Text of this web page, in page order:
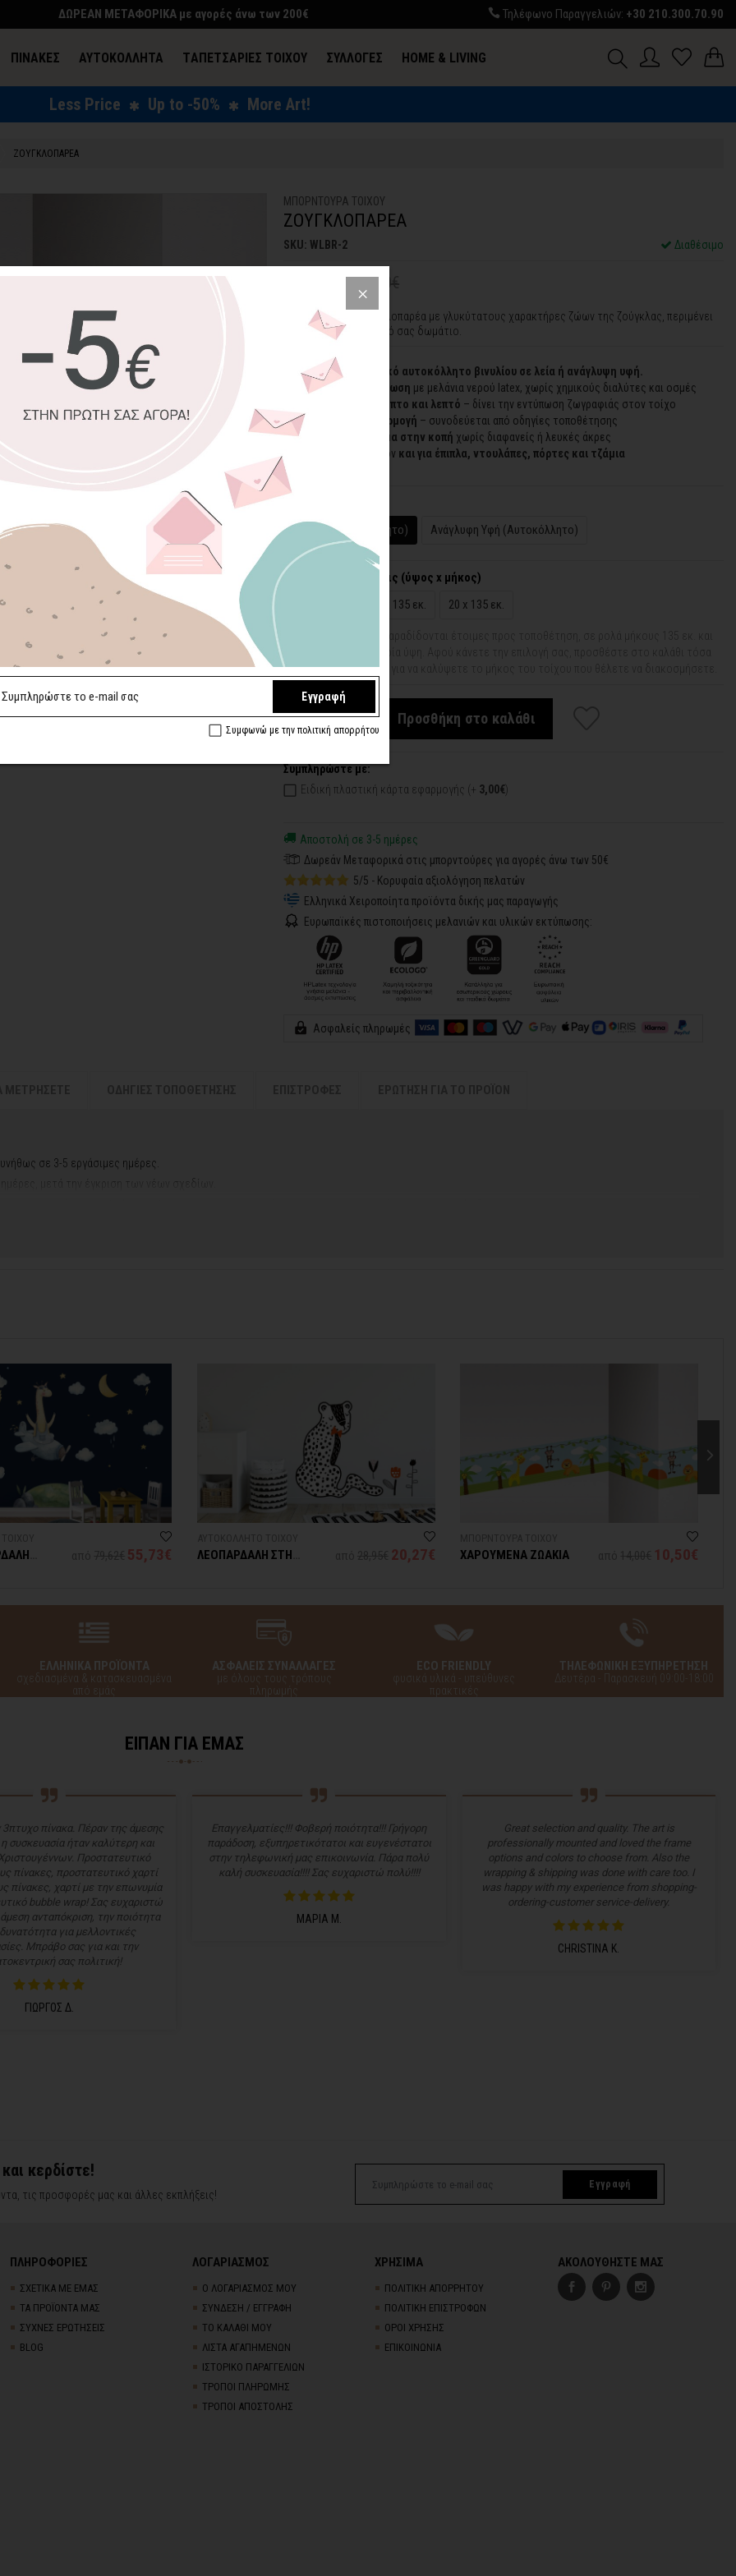
ΔΩΡΕΑΝ ΜΕΤΑΦΟΡΙΚΑ με αγορές άνω των 200€ Τηλέφωνο Παραγγελιών: +30 210.300.70.90
ΠΙΝΑΚΕΣ ΑΥΤΟΚΟΛΛΗΤΑ TΑΠΕΤΣΑΡΙΕΣ ΤΟΙΧΟΥ ΣΥΛΛΟΓΕΣ HOME & LIVING
ΕΝΔΥΣΗ & ΑΞΕΣΟΥΑΡ
Less Price Up to -50% More Art!
ΖΟΥΓΚΛΟΠΑΡΕΑ
ΜΠΟΡΝΤΟΥΡΑ ΤΟΙΧΟΥ
ΖΟΥΓΚΛΟΠΑΡΕΑ
SKU: WLBR-2 Διαθέσιμο
10,50€ 14,00€
Μία χαρούμενη ζουγκλοπαρέα με γλυκύτατους χαρακτήρες ζώων της ζούγκλας, περιμένει
να στολίσει το παιδικό σας δωμάτιο.
Premium
ματ λευκό αυτοκόλλητο βινυλίου σε λεία ή ανάγλυψη υφή.
Οικολογική εκτύπωση με μελάνια νερού latex, χωρίς χημικούς διαλύτες και οσμές
Αδιάβροχο, εύκαμπτο και λεπτό – δίνει την εντύπωση ζωγραφιάς στον τοίχο
Εύκολο στην εφαρμογή – συνοδεύεται από οδηγίες τοποθέτησης
Ποιοτικό φινίρισμα στην κοπή χωρίς διαφανείς ή λευκές άκρες
Κατάλληλο επιπλέον και για έπιπλα, ντουλάπες, πόρτες και τζάμια
Βινύλιο (Αυτοκόλλητο)
Ανάγλυφη Υφή (Αυτοκόλλητο)
Επιλέξτε διαστάσεις (ύψος x μήκος)
15 x 135 εκ. 20 x 135 εκ.
Οι μπορντούρες μας παραδίδονται έτοιμες προς τοποθέτηση, σε ρολά μήκους 135 εκ. και
είναι διαθέσιμες σε τρία ύψη. Αφού κάνετε την επιλογή σας, προσθέστε στο καλάθι τόσα
ρολά όσα χρειάζονται για να καλύψετε το μήκος του τοίχου που θέλετε να διακοσμήσετε.
Προσθήκη στο καλάθι
Συμπληρώστε με:
Ειδική πλαστική κάρτα εφαρμογής (+ 3,00€)
Αποστολή σε 3-5 ημέρες
Δωρεάν Μεταφορικά στις μπορντούρες για αγορές άνω των 50€
5/5 - Κορυφαία αξιολόγηση πελατών
Ελληνικά Χειροποίητα προϊόντα δικής μας παραγωγής
Ευρωπαϊκές πιστοποιήσεις μελανιών και υλικών εκτύπωσης:
Ασφαλείς πληρωμές
σε 3-5 εργάσιμες ημέρες.
μετά την έγκριση των νέων σχεδίων.
55,73€
ΛΕΟΠΑΡΔΑΛΗ ΣΤΗ
20,27€ ΧΑΡΟΥΜΕΝΑ ΖΩΑΚΙΑ 10,50€
ΕΛΛΗΝΙΚΑ ΠΡΟΪΟΝΤΑ
σχεδιασμένα & κατασκευασμένα
από εμάς
ΑΣΦΑΛΕΙΣ ΣΥΝΑΛΛΑΓΕΣ
με όλους τους τρόπους
πληρωμής
ECO FRIENDLY
φυσικά υλικά - υπεύθυνες
πρακτικές
ΤΗΛΕΦΩΝΙΚΗ ΕΞΥΠΗΡΕΤΗΣΗ
Δευτέρα - Παρασκευή 09:00-18:00
ΕΙΠΑΝ ΓΙΑ ΕΜΑΣ
πίνακα. Πέραν της άμεσης
συσκευασία ήταν καλύτερη και
Προστατευτικό
πίνακες, προστατευτικό χαρτί
πίνακες, χαρτί με την επωνυμία
bubble wrap! Σας ευχαριστώ
ανταπόκριση, την ποιότητα
για μελλοντικές
Μπράβο σας για και την
σας πολιτική!
ΓΙΩΡΓΟΣ Δ.
Επαγγελματίες!!! Φοβερή ποιότητα!!! Γρήγορη
παράδοση, εξυπηρετικότατοι και ευγενέστατοι
στην τηλεφωνική μας επικοινωνία. Πάρα πολύ
καλή συσκευασία!!!! Σας ευχαριστώ πολύ!!!!
ΜΑΡΙΑ Μ.
Great selection and quality. The art is
professionally mounted and loved the frame
options and colors to choose from. Also the
wrapping & shipping was done with care too. I
was happy with my experience from shopping-
ordering-customer service-delivery.
CHRISTINA K.
κερδίστε!
τις προσφορές μας και άλλες εκπλήξεις!
Εγγραφή
ΠΛΗΡΟΦΟΡΙΕΣ
ΣΧΕΤΙΚΑ ΜΕ ΕΜΑΣ
ΤΑ ΠΡΟΪΟΝΤΑ ΜΑΣ
ΣΥΧΝΕΣ ΕΡΩΤΗΣΕΙΣ
BLOG
ΛΟΓΑΡΙΑΣΜΟΣ
Ο ΛΟΓΑΡΙΑΣΜΟΣ ΜΟΥ
ΣΥΝΔΕΣΗ / ΕΓΓΡΑΦΗ
ΤΟ ΚΑΛΑΘΙ ΜΟΥ
ΛΙΣΤΑ ΑΓΑΠΗΜΕΝΩΝ
ΙΣΤΟΡΙΚΟ ΠΑΡΑΓΓΕΛΙΩΝ
ΤΡΟΠΟΙ ΠΛΗΡΩΜΗΣ
ΤΡΟΠΟΙ ΑΠΟΣΤΟΛΗΣ
ΧΡΗΣΙΜΑ
ΠΟΛΙΤΙΚΗ ΑΠΟΡΡΗΤΟΥ
ΠΟΛΙΤΙΚΗ ΕΠΙΣΤΡΟΦΩΝ
ΟΡΟΙ ΧΡΗΣΗΣ
ΕΠΙΚΟΙΝΩΝΙΑ
ΑΚΟΛΟΥΘΗΣΤΕ ΜΑΣ
Εγγραφή
Συμφωνώ με την πολιτική απορρήτου